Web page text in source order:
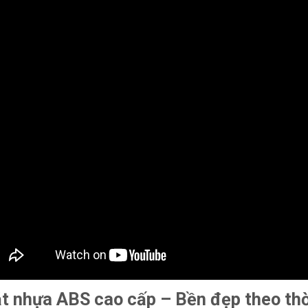
nhựa ABS cao cấp – Bền đẹp theo